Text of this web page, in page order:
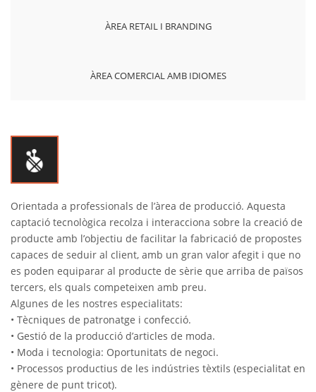
ÀREA RETAIL I BRANDING
ÀREA COMERCIAL AMB IDIOMES
Orientada a professionals de l’àrea de producció. Aquesta
captació tecnològica recolza i interacciona sobre la creació de
producte amb l’objectiu de facilitar la fabricació de propostes
capaces de seduir al client, amb un gran valor afegit i que no
es poden equiparar al producte de sèrie que arriba de països
tercers, els quals competeixen amb preu.
Algunes de les nostres especialitats:
• Tècniques de patronatge i confecció.
• Gestió de la producció d’articles de moda.
• Moda i tecnologia: Oportunitats de negoci.
• Processos productius de les indústries tèxtils (especialitat en
gènere de punt tricot).